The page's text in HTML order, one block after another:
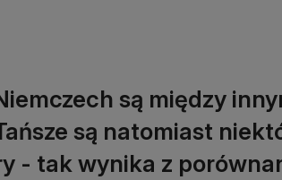
są między
są natomiast
- tak wynika z